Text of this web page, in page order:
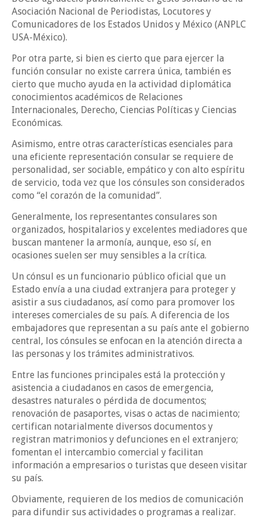
Asociación Nacional de Periodistas, Locutores y
Comunicadores de los Estados Unidos y México (ANPLC
USA-México).
Por otra parte, si bien es cierto que para ejercer la
función consular no existe carrera única, también es
cierto que mucho ayuda en la actividad diplomática
conocimientos académicos de Relaciones
Internacionales, Derecho, Ciencias Políticas y Ciencias
Económicas.
Asimismo, entre otras características esenciales para
una eficiente representación consular se requiere de
personalidad, ser sociable, empático y con alto espíritu
de servicio, toda vez que los cónsules son considerados
como “el corazón de la comunidad”.
Generalmente, los representantes consulares son
organizados, hospitalarios y excelentes mediadores que
buscan mantener la armonía, aunque, eso sí, en
ocasiones suelen ser muy sensibles a la crítica.
Un cónsul es un funcionario público oficial que un
Estado envía a una ciudad extranjera para proteger y
asistir a sus ciudadanos, así como para promover los
intereses comerciales de su país. A diferencia de los
embajadores que representan a su país ante el gobierno
central, los cónsules se enfocan en la atención directa a
las personas y los trámites administrativos.
Entre las funciones principales está la protección y
asistencia a ciudadanos en casos de emergencia,
desastres naturales o pérdida de documentos;
renovación de pasaportes, visas o actas de nacimiento;
certifican notarialmente diversos documentos y
registran matrimonios y defunciones en el extranjero;
fomentan el intercambio comercial y facilitan
información a empresarios o turistas que deseen visitar
su país.
Obviamente, requieren de los medios de comunicación
para difundir sus actividades o programas a realizar.